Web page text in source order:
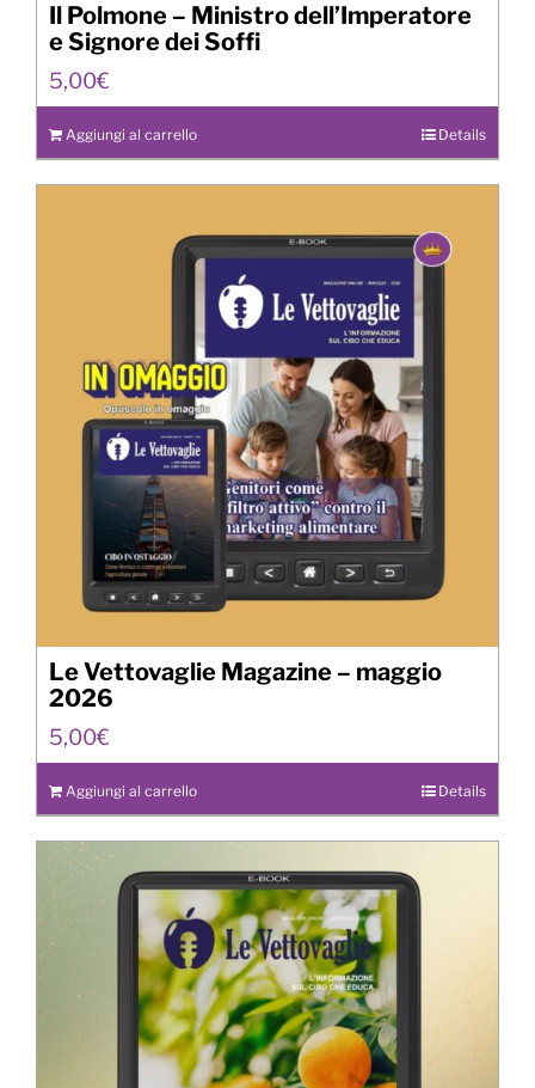
Il Polmone – Ministro dell’Imperatore
e Signore dei Soffi
5,00€
Aggiungi al carrello Details
Le Vettovaglie Magazine – maggio
2026
5,00€
Aggiungi al carrello Details